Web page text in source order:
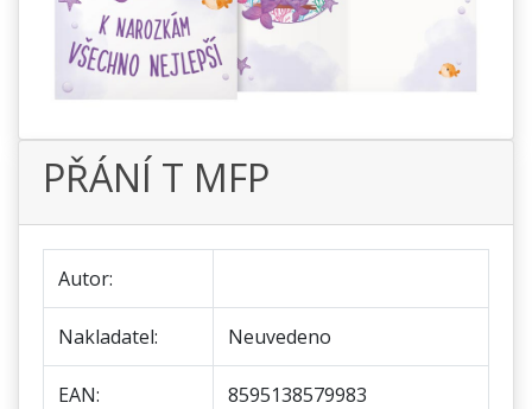
PŘÁNÍ T MFP
Autor:
Nakladatel: Neuvedeno
EAN: 8595138579983